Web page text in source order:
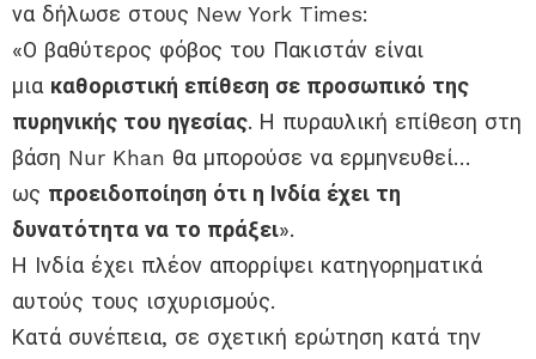
να δήλωσε στους New York Times:
«Ο βαθύτερος φόβος του Πακιστάν είναι
μια καθοριστική επίθεση σε προσωπικό της
πυρηνικής του ηγεσίας. Η πυραυλική επίθεση στη
βάση Nur Khan θα μπορούσε να ερμηνευθεί…
ως προειδοποίηση ότι η Ινδία έχει τη
δυνατότητα να το πράξει».
Η Ινδία έχει πλέον απορρίψει κατηγορηματικά
αυτούς τους ισχυρισμούς.
Κατά συνέπεια, σε σχετική ερώτηση κατά την